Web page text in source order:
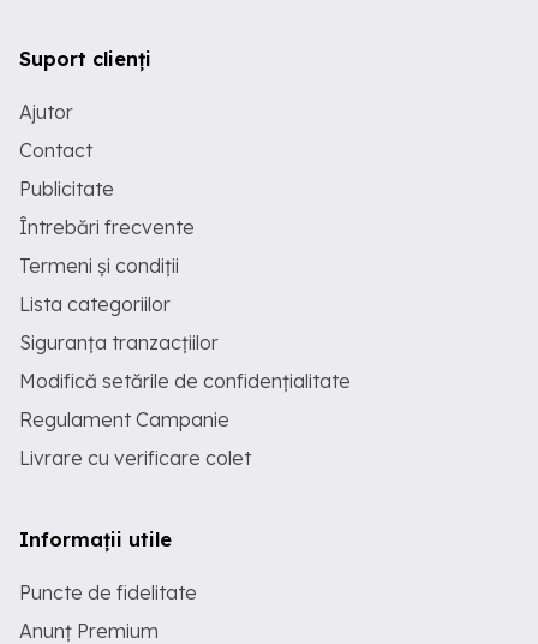
Suport clienți
Ajutor
Contact
Publicitate
Întrebări frecvente
Termeni și condiții
Lista categoriilor
Siguranța tranzacțiilor
Modifică setările de confidențialitate
Regulament Campanie
Livrare cu verificare colet
Informații utile
Puncte de fidelitate
Anunț Premium